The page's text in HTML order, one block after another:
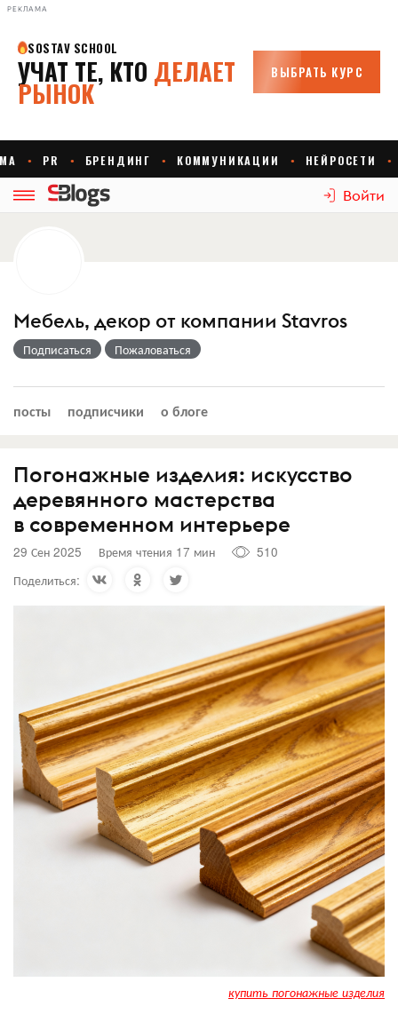
РЕКЛАМА
Войти
Мебель, декор от компании Stavros
Подписаться Пожаловаться
посты подписчики о блоге
Погонажные изделия: искусство
деревянного мастерства
в современном интерьере
29 Сен 2025 Время чтения 17 мин
510
Поделиться:
купить погонажные изделия